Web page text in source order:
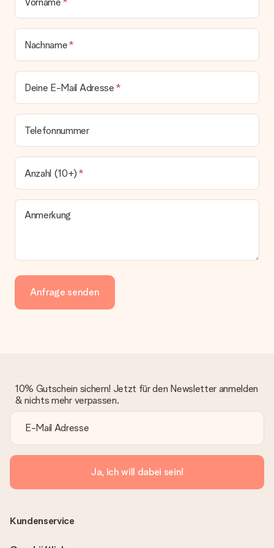
Nachname
Deine E-Mail Adresse
Telefonnummer
Anzahl (10+)
Anmerkung
Anfrage senden
10% Gutschein sichern! Jetzt für den Newsletter anmelden
& nichts mehr verpassen.
Ja, ich will dabei sein!
Kundenservice